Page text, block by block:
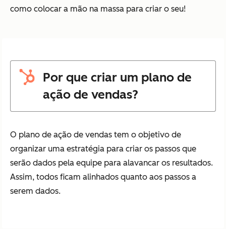
como colocar a mão na massa para criar o seu!
Por que criar um plano de
ação de vendas?
O plano de ação de vendas tem o objetivo de
organizar uma estratégia para criar os passos que
serão dados pela equipe para alavancar os resultados.
Assim, todos ficam alinhados quanto aos passos a
serem dados.